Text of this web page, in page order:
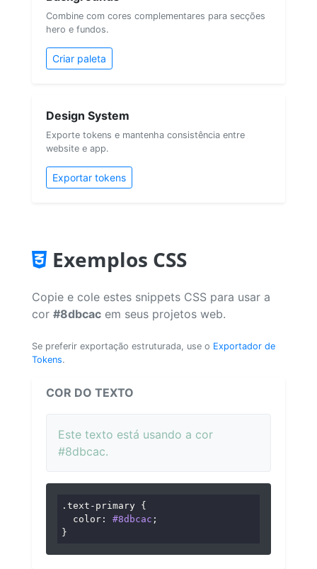
Combine com cores complementares para secções
hero e fundos.
Criar paleta
Design System
Exporte tokens e mantenha consistência entre
website e app.
Exportar tokens
Exemplos CSS
Copie e cole estes snippets CSS para usar a
cor #8dbcac em seus projetos web.
Se preferir exportação estruturada, use o Exportador de
Tokens.
COR DO TEXTO
Este texto está usando a cor
#8dbcac.
.text-primary {
color : #8dbcac ;
}